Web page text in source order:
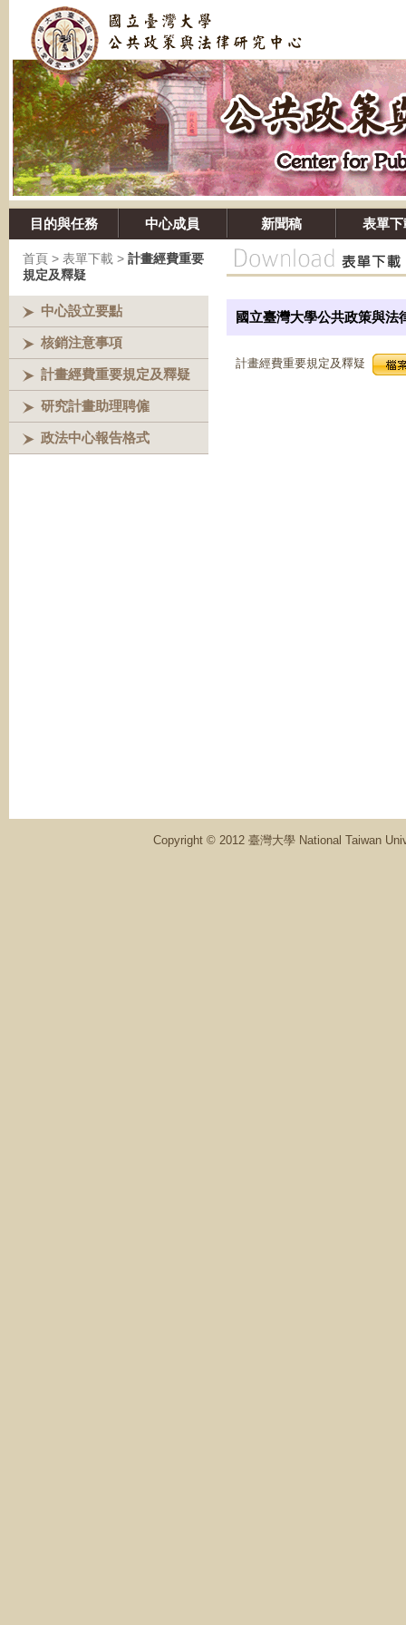
目的與任務 中心成員 新聞稿 表單下
首頁 > 表單下載 > 計畫經費重要
規定及釋疑
中心設立要點
核銷注意事項
計畫經費重要規定及釋疑
研究計畫助理聘僱
政法中心報告格式
國立臺灣大學公共政策與
計畫經費重要規定及釋疑
Copyright © 2012 臺灣大學 National Taiwan